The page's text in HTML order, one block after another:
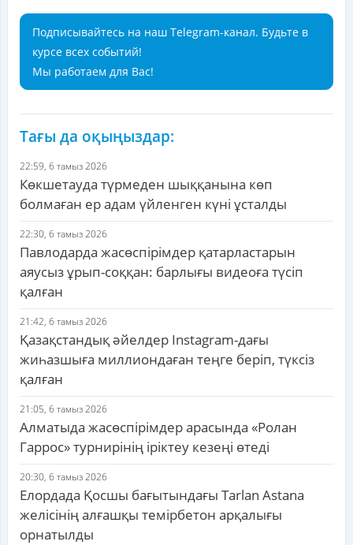
Подписывайтесь на наш Telegram-канал. Будьте в
курсе всех событий!
Мы работаем для Вас!
Тағы да оқыңыздар:
22:59, 6 тамыз 2026
Көкшетауда түрмеден шыққанына көп
болмаған ер адам үйленген күні ұсталды
22:30, 6 тамыз 2026
Павлодарда жасөспірімдер қатарластарын
аяусыз ұрып-соққан: барлығы видеоға түсіп
қалған
21:42, 6 тамыз 2026
Қазақстандық әйелдер Instagram-дағы
жиһазшыға миллиондаған теңге беріп, түксіз
қалған
21:05, 6 тамыз 2026
Алматыда жасөспірімдер арасында «Ролан
Гаррос» турнирінің іріктеу кезеңі өтеді
20:30, 6 тамыз 2026
Елордада Қосшы бағытындағы Tarlan Astana
желісінің алғашқы темірбетон арқалығы
орнатылды